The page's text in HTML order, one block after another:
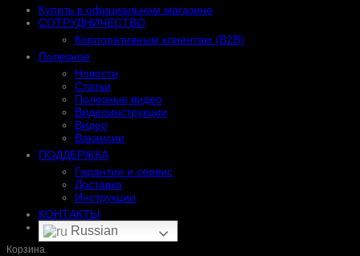
Купить в официальном магазине
СОТРУДНИЧЕСТВО
Корпоративным клиентам (B2B)
Полезное
Новости
Статьи
Полезные видео
Видеоинструкции
Видео
Вакансии
ПОДДЕРЖКА
Гарантия и сервис
Доставка
Инструкции
КОНТАКТЫ
Russian
Корзина